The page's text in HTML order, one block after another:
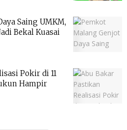
Saing UMKM,
Bekal Kuasai
Pokir di 11
Hampir